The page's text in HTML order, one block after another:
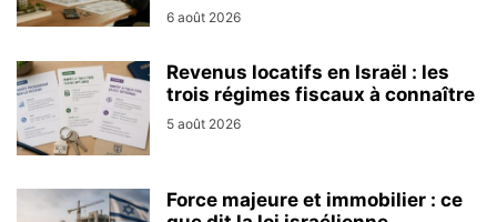
6 août 2026
Revenus locatifs en Israël : les
trois régimes fiscaux à connaître
5 août 2026
Force majeure et immobilier : ce